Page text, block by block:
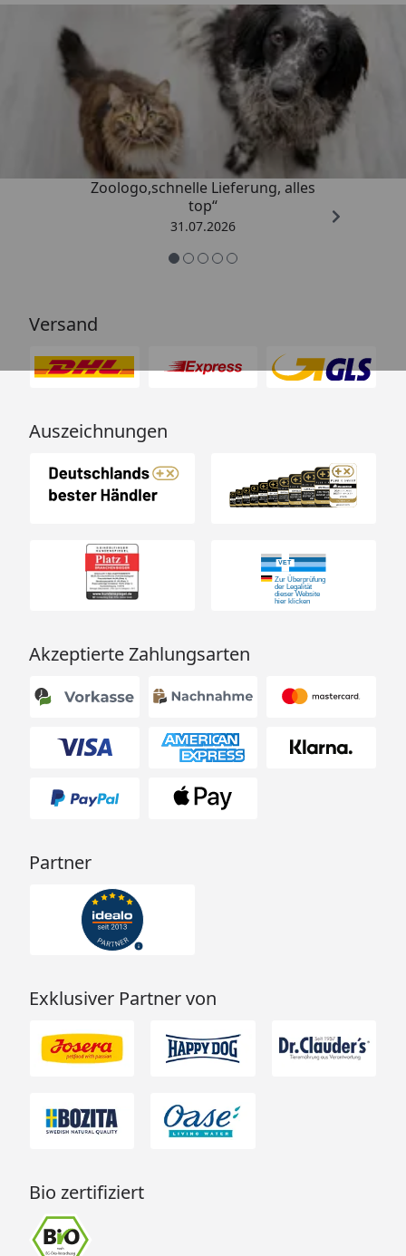
Trusted Shops
4,74/ 5
„Gute Erfahrung mit
Zoologo,schnelle Lieferung, alles
top“
31.07.2026
Versand
Auszeichnungen
Akzeptierte Zahlungsarten
Partner
Exklusiver Partner von
Bio zertifiziert